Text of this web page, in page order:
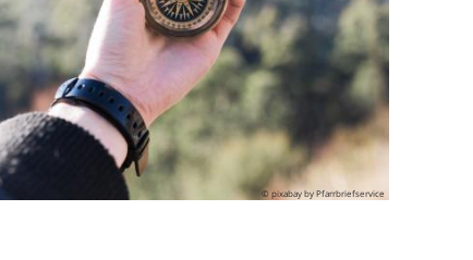
© pixabay by Pfarrbriefservice